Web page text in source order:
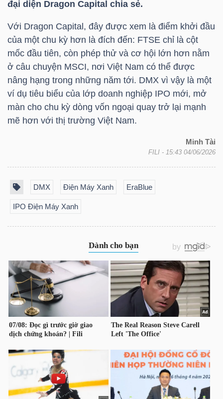
đại diện Dragon Capital chia sẻ.
Với Dragon Capital, đây được xem là điểm khởi đầu
của một chu kỳ hơn là đích đến: FTSE chỉ là cột
mốc đầu tiên, còn phép thử và cơ hội lớn hơn nằm
ở câu chuyện MSCI, nơi Việt Nam có thể được
nâng hạng trong những năm tới. DMX vì vậy là một
ví dụ tiêu biểu của lớp doanh nghiệp IPO mới, mở
màn cho chu kỳ dòng vốn ngoại quay trở lại mạnh
mẽ hơn với thị trường Việt Nam.
Minh Tài
FILI - 15:43 04/06/2026
DMX Điện Máy Xanh EraBlue
IPO Điện Máy Xanh